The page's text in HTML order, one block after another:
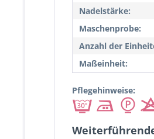
Nadelstärke:
Maschenprobe:
Anzahl der
Maßeinheit:
Pflegehinweise: